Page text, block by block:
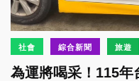
社會 綜合新聞 旅遊
為運將喝采！115年